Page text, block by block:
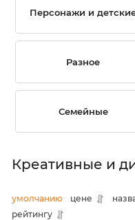
Персонажи и
Разное
Семейные
Креативные и
умолчанию цене
рейтингу